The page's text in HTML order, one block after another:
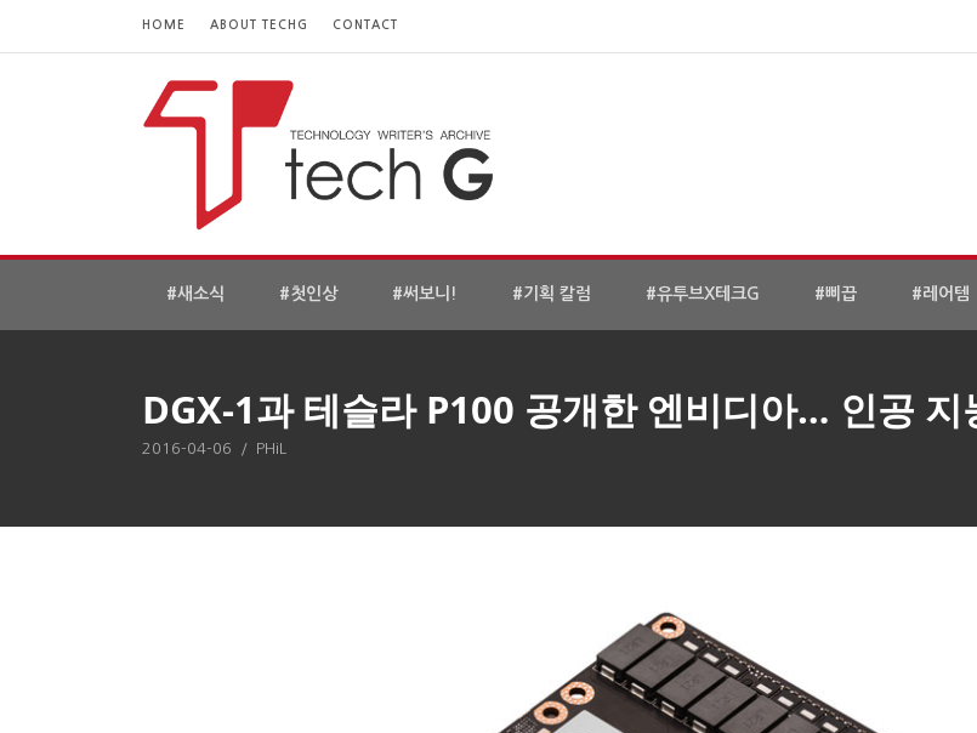
HOME ABOUT TECHG CONTACT
#새소식 #첫인상 #써보니! #기획 칼럼 #유투브X테크G #삐끕 #레어템
DGX-1과 테슬라 P100 공개한 엔비디아… 인공
2016-04-06 / PHiL